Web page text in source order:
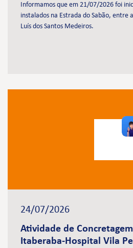
Informamos que em 21/07/2026 foi
instalados na Estrada do Sabão, entre
Luís dos Santos Medeiros.
24/07/2026
Atividade de
Itaberaba-Hospital Vila